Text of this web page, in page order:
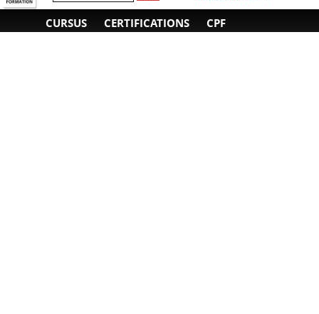
CURSUS CERTIFICATIONS CPF